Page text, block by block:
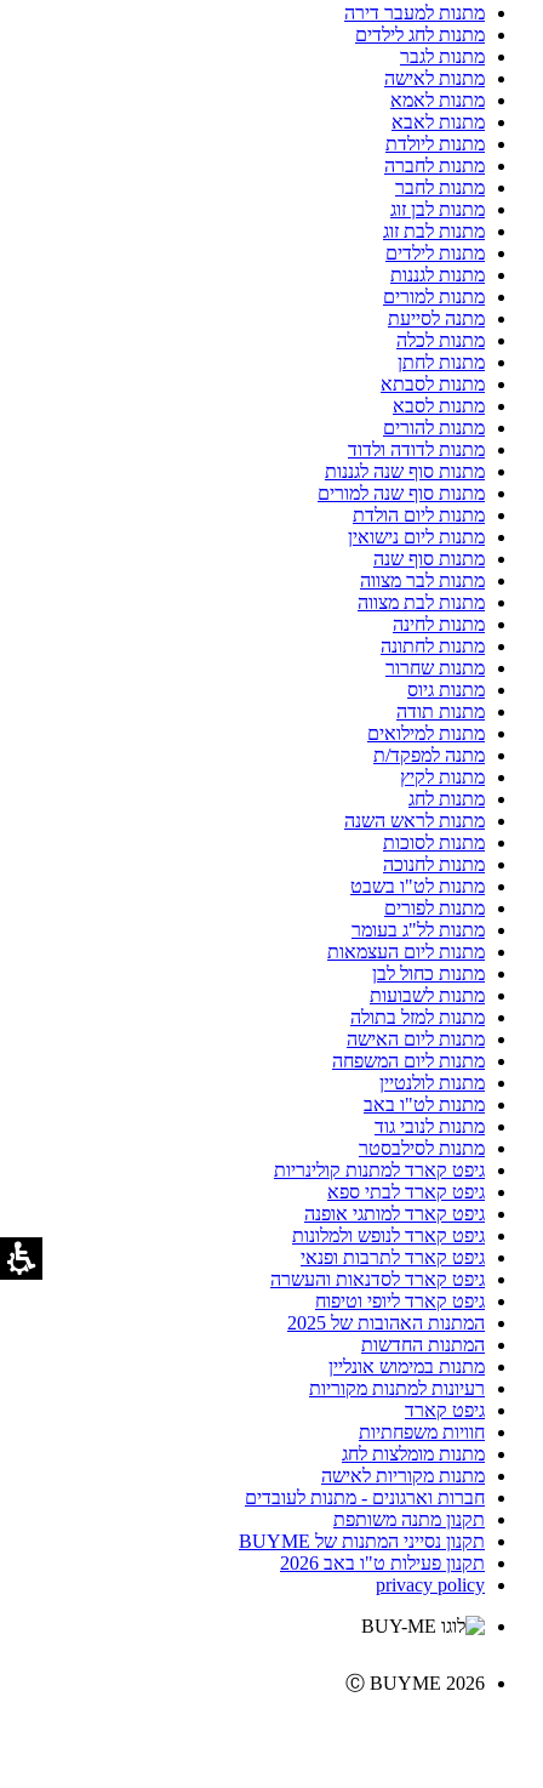
מתנות למעבר דירה
מתנות לחג לילדים
מתנות לגבר
מתנות לאישה
מתנות לאמא
מתנות לאבא
מתנות ליולדת
מתנות לחברה
מתנות לחבר
מתנות לבן זוג
מתנות לבת זוג
מתנות לילדים
מתנות לגננות
מתנות למורים
מתנה לסייעת
מתנות לכלה
מתנות לחתן
מתנות לסבתא
מתנות לסבא
מתנות להורים
מתנות לדודה ולדוד
מתנות סוף שנה לגננות
מתנות סוף שנה למורים
מתנות ליום הולדת
מתנות ליום נישואין
מתנות סוף שנה
מתנות לבר מצווה
מתנות לבת מצווה
מתנות לחינה
מתנות לחתונה
מתנות שחרור
מתנות גיוס
מתנות תודה
מתנות למילואים
מתנה למפקד/ת
מתנות לקיץ
מתנות לחג
מתנות לראש השנה
מתנות לסוכות
מתנות לחנוכה
מתנות לט"ו בשבט
מתנות לפורים
מתנות לל"ג בעומר
מתנות ליום העצמאות
מתנות כחול לבן
מתנות לשבועות
מתנות למזל בתולה
מתנות ליום האישה
מתנות ליום המשפחה
מתנות לולנטיין
מתנות לט"ו באב
מתנות לנובי גוד
מתנות לסילבסטר
גיפט קארד למתנות קולינריות
גיפט קארד לבתי ספא
גיפט קארד למותגי אופנה
גיפט קארד לנופש ולמלונות
גיפט קארד לתרבות ופנאי
גיפט קארד לסדנאות והעשרה
גיפט קארד ליופי וטיפוח
המתנות האהובות של 2025
המתנות החדשות
מתנות במימוש אונליין
רעיונות למתנות מקוריות
גיפט קארד
חוויות משפחתיות
מתנות מומלצות לחג
מתנות מקוריות לאישה
חברות וארגונים - מתנות לעובדים
תקנון מתנה משותפת
תקנון נסייני המתנות של BUYME
תקנון פעילות ט"ו באב 2026
privacy policy
Ⓒ BUYME 2026